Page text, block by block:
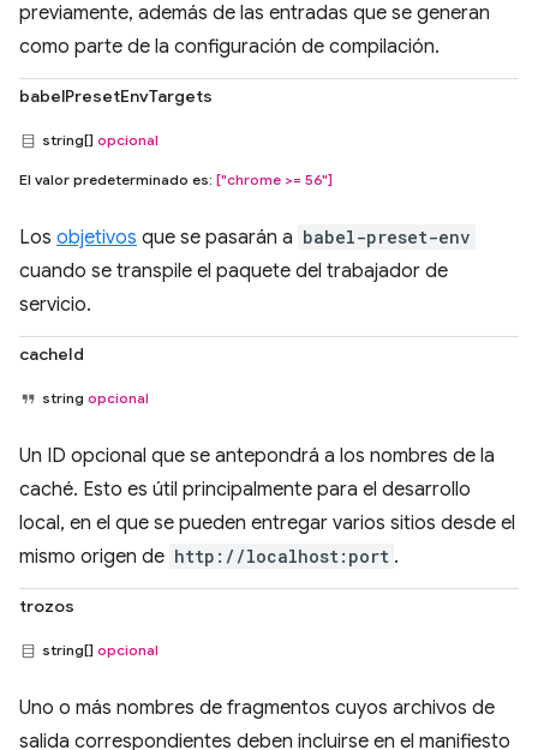
previamente, además de las entradas que se generan
como parte de la configuración de compilación.
babelPresetEnvTargets
string[] opcional
El valor predeterminado es: ["chrome >= 56"]
Los objetivos que se pasarán a babel-preset-env
cuando se transpile el paquete del trabajador de
servicio.
cacheId
string opcional
Un ID opcional que se antepondrá a los nombres de la
caché. Esto es útil principalmente para el desarrollo
local, en el que se pueden entregar varios sitios desde el
mismo origen de http://localhost:port .
trozos
string[] opcional
Uno o más nombres de fragmentos cuyos archivos de
salida correspondientes deben incluirse en el manifiesto